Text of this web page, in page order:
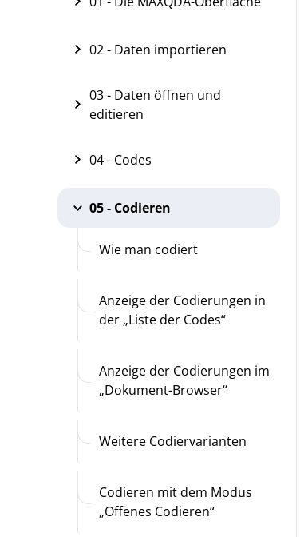
02 - Daten importieren
03 - Daten öffnen und
editieren
04 - Codes
05 - Codieren
Wie man codiert
Anzeige der Codierungen in
der „Liste der Codes“
Anzeige der Codierungen im
„Dokument-Browser“
Weitere Codiervarianten
Codieren mit dem Modus
„Offenes Codieren“